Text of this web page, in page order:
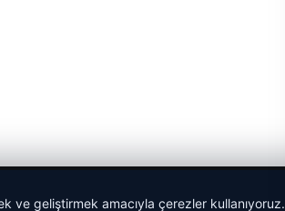
ve geliştirmek amacıyla çerezler kullanıyoruz.